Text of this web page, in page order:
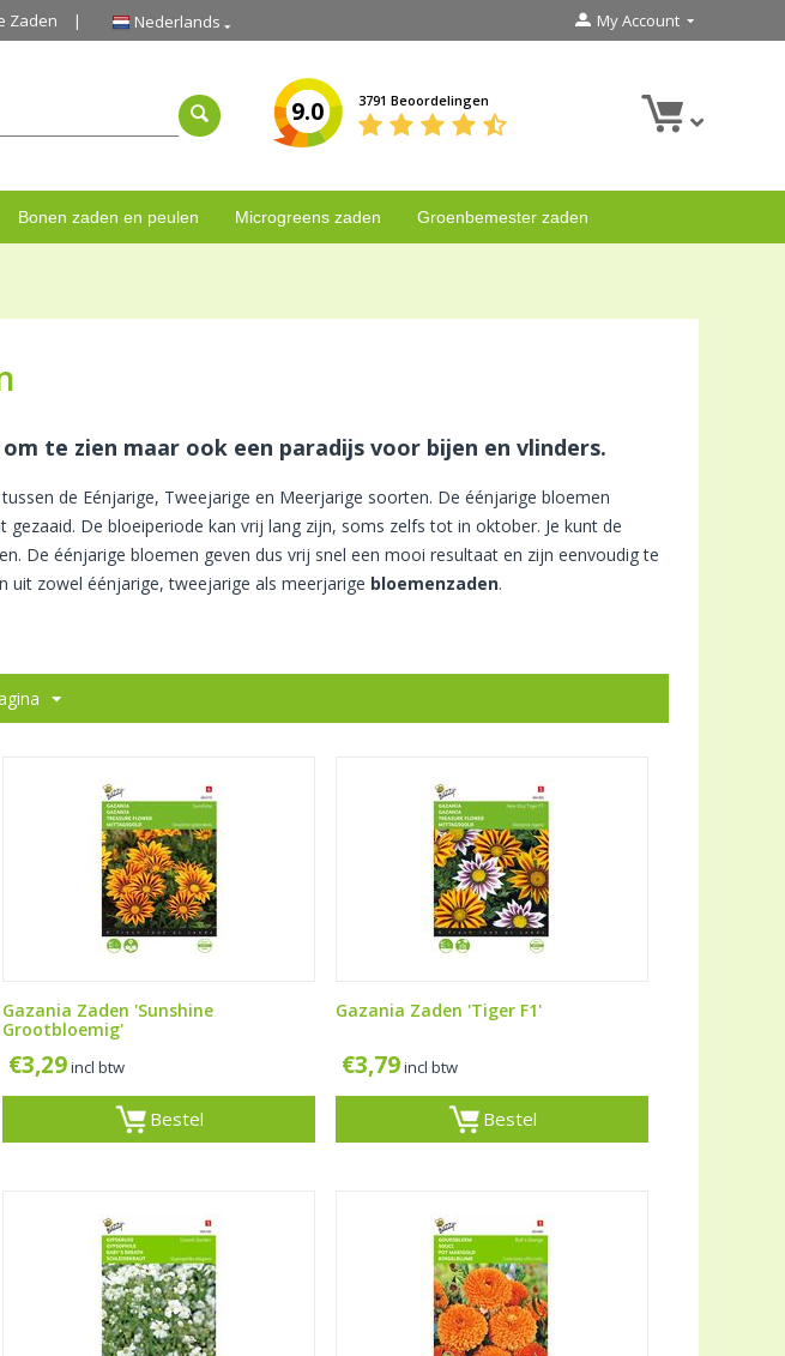
Zaden Nederlands My Account
9.0 3791 Beoordelingen
Bonen zaden en peulen Microgreens zaden Groenbemester zaden
te zien maar ook een paradijs voor bijen en vlinders.
de Eénjarige, Tweejarige en Meerjarige soorten. De éénjarige bloemen
De bloeiperiode kan vrij lang zijn, soms zelfs tot in oktober. Je kunt de
De éénjarige bloemen geven dus vrij snel een mooi resultaat en zijn eenvoudig te
uit zowel éénjarige, tweejarige als meerjarige bloemenzaden.
Gazania Zaden 'Sunshine
Grootbloemig'
€3,29incl btw
Bestel
Gazania Zaden 'Tiger F1'
€3,79incl btw
Bestel